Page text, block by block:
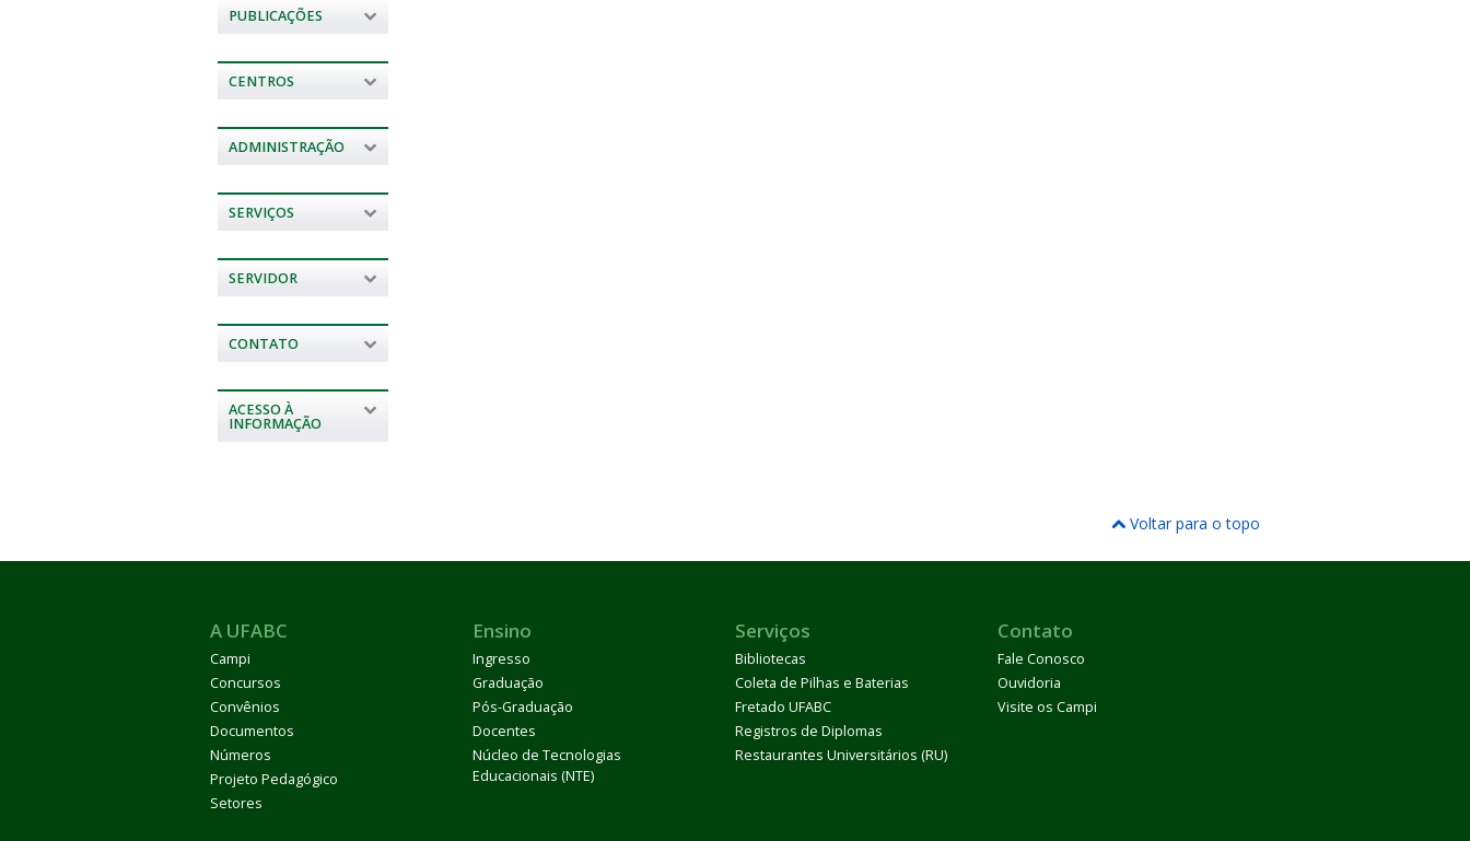
PUBLICAÇÕES
CENTROS
ADMINISTRAÇÃO
SERVIÇOS
SERVIDOR
CONTATO
ACESSO À
INFORMAÇÃO
Voltar para o topo
A UFABC
Campi
Concursos
Convênios
Documentos
Números
Projeto Pedagógico
Setores
Ensino
Ingresso
Graduação
Pós-Graduação
Docentes
Núcleo de Tecnologias
Educacionais (NTE)
Serviços
Bibliotecas
Coleta de Pilhas e Baterias
Fretado UFABC
Registros de Diplomas
Restaurantes Universitários (RU)
Contato
Fale Conosco
Ouvidoria
Visite os Campi